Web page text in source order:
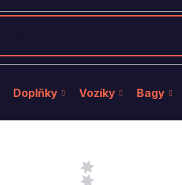
Doplňky Vozíky Bagy